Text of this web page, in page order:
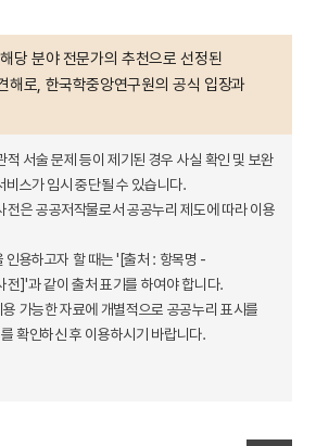
당 분야 전문가의 추천으로 선정된
해로, 한국학중앙연구원의 공식 입장과
적 서술 문제 등이 제기된 경우 사실 확인 및 보완
비스가 임시 중단될 수 있습니다.
전은 공공저작물로서 공공누리 제도에 따라 이용
인용하고자 할 때는 '[출처 : 항목명 -
전]'과 같이 출처 표기를 하여야 합니다.
가능한 자료에 개별적으로 공공누리 표시를
확인하신 후 이용하시기 바랍니다.